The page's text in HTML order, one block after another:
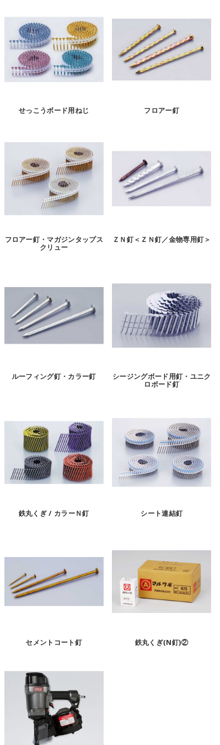
せっこうボード用ねじ フロアー釘
フロアー釘・マガジンタップス
クリュー
ＺＮ釘＜ＺＮ釘／金物専用釘＞
ルーフィング釘・カラー釘
シージングボード用釘・ユニク
ロボード釘
鉄丸くぎ / カラーＮ釘 シート連結釘
セメントコート釘 鉄丸くぎ(N釘)②